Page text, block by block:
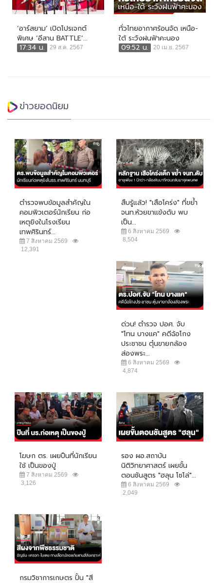
‘อาร์สยาม’ เปิดโปรเจกต์
พิเศษ ‘อีสาน BATTLE’...
17:34 น.
29 ส.ค. 2567
ทั่วไทยอากาศร้อนจัด เหนือ-
ใต้ ระวังฝนฟ้าคะนอง
09:52 น.
20 เม.ย. 2567
ข่าวยอดนิยม
ตำรวจพบข้อมูลสำคัญใน
คอมพิวเตอร์นักเรียน ก่อ
เหตุยิงในโรงเรียน
เทพศิรินทร์...
7 สิงหาคม 2569
12,391
สืบรู้แล้ว! "เสือโคร่ง" ที่ขย้ำ
จนท.ห้วยขาแข้งดับ พบ
เป็น...
6 สิงหาคม 2569
8,504
ด่วน! ตำรวจ ปอศ. จับ
"โทน บางแค" คดีฉ้อโกง
ประชาชน ตุ๋นขายกล้อง
ส่องพระ...
6 สิงหาคม 2569
4,874
โฆษก ตร. เผยปืนที่นักเรียน
ใช้ เป็นของปู่
7 สิงหาคม 2569
3,126
รอง ผอ.สถาบัน
นิติวิทยาศาสตร์ เผยขั้น
ตอนชันสูตร "ฮลุน โซโล่"...
6 สิงหาคม 2569
2,049
กรมวิชาการเกษตร ปั้น "สี